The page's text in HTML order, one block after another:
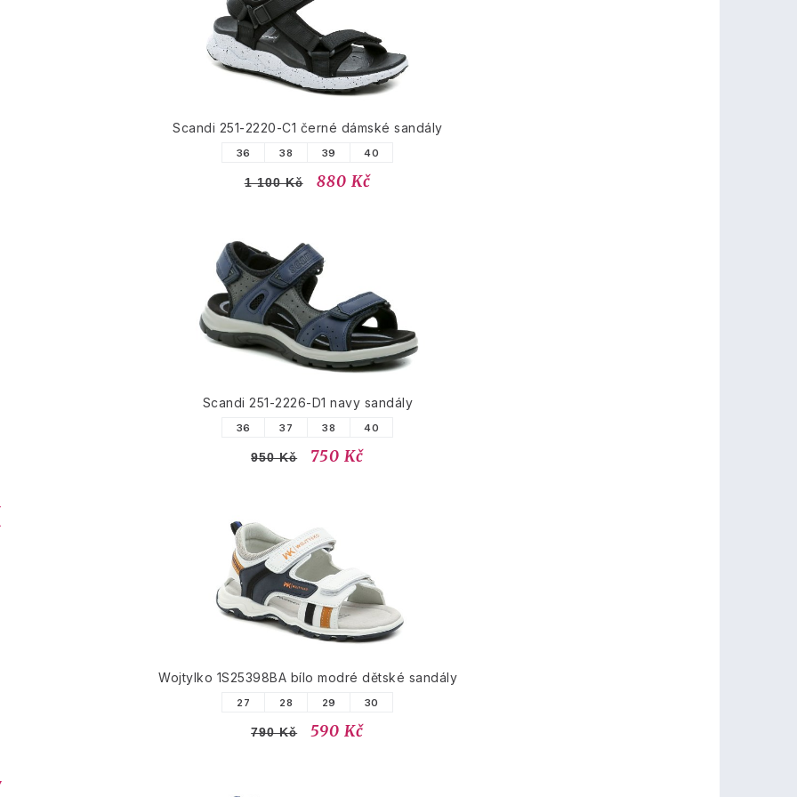
Scandi 251-2220-C1 černé dámské sandály
36 38 39 40
1 100 Kč 880 Kč
Scandi 251-2226-D1 navy sandály
36 37 38 40
950 Kč 750 Kč
Wojtylko 1S25398BA bílo modré dětské sandály
27 28 29 30
790 Kč 590 Kč